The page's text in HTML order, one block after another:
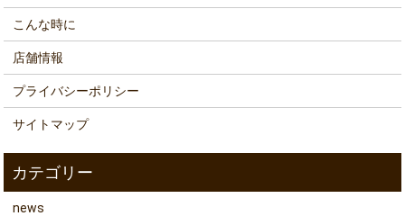
こんな時に
店舗情報
プライバシーポリシー
サイトマップ
news